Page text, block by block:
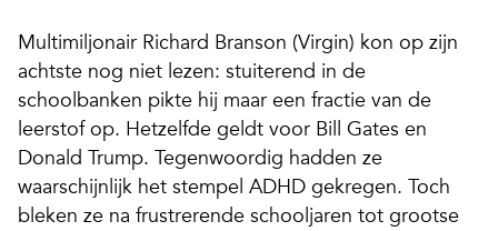
Multimiljonair Richard Branson (Virgin) kon op zijn
achtste nog niet lezen: stuiterend in de
schoolbanken pikte hij maar een fractie van de
leerstof op. Hetzelfde geldt voor Bill Gates en
Donald Trump. Tegenwoordig hadden ze
waarschijnlijk het stempel ADHD gekregen. Toch
bleken ze na frustrerende schooljaren tot grootse